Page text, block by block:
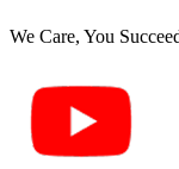
We Care, You